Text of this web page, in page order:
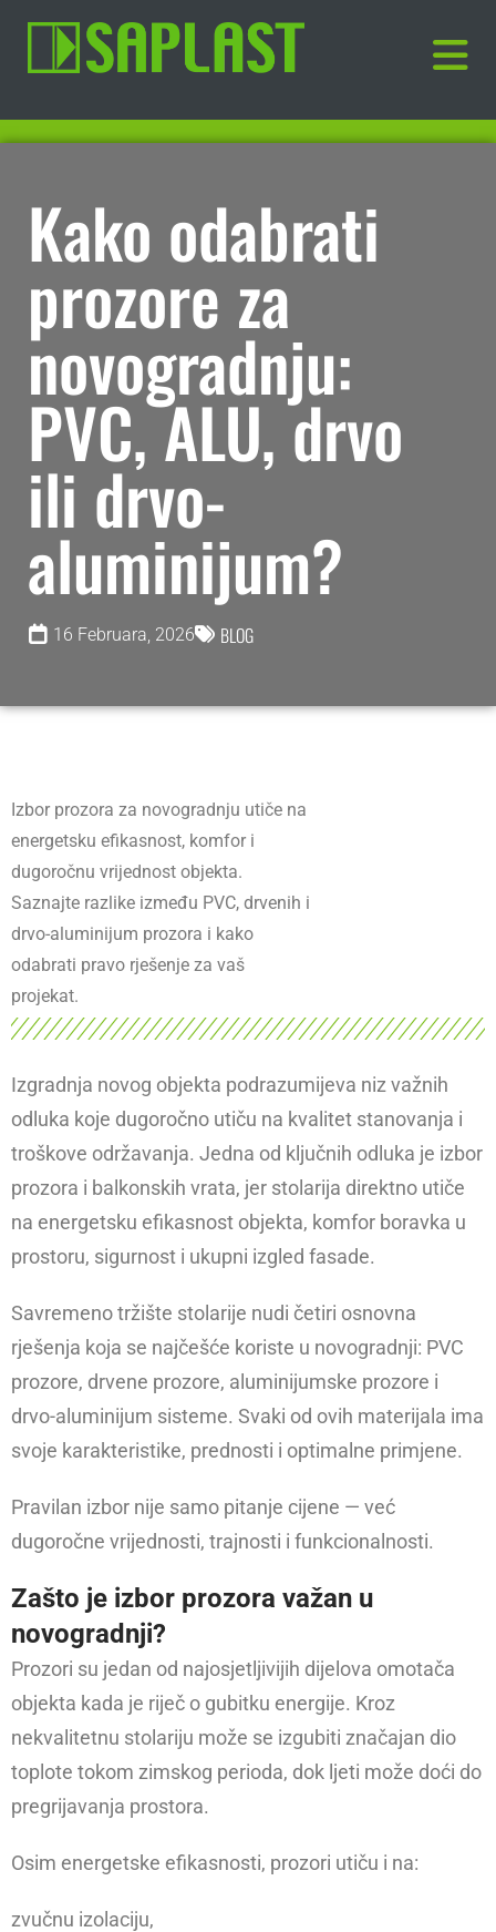
Kako odabrati
prozore za
novogradnju:
PVC, ALU, drvo
ili drvo-
aluminijum?
16 Februara, 2026 BLOG
Izbor prozora za novogradnju utiče na
energetsku efikasnost, komfor i
dugoročnu vrijednost objekta.
Saznajte razlike između PVC, drvenih i
drvo-aluminijum prozora i kako
odabrati pravo rješenje za vaš
projekat.
Izgradnja novog objekta podrazumijeva niz važnih
odluka koje dugoročno utiču na kvalitet stanovanja i
troškove održavanja. Jedna od ključnih odluka je izbor
prozora i balkonskih vrata, jer stolarija direktno utiče
na energetsku efikasnost objekta, komfor boravka u
prostoru, sigurnost i ukupni izgled fasade.
Savremeno tržište stolarije nudi četiri osnovna
rješenja koja se najčešće koriste u novogradnji: PVC
prozore, drvene prozore, aluminijumske prozore i
drvo-aluminijum sisteme. Svaki od ovih materijala ima
svoje karakteristike, prednosti i optimalne primjene.
Pravilan izbor nije samo pitanje cijene — već
dugoročne vrijednosti, trajnosti i funkcionalnosti.
Zašto je izbor prozora važan u
novogradnji?
Prozori su jedan od najosjetljivijih dijelova omotača
objekta kada je riječ o gubitku energije. Kroz
nekvalitetnu stolariju može se izgubiti značajan dio
toplote tokom zimskog perioda, dok ljeti može doći do
pregrijavanja prostora.
Osim energetske efikasnosti, prozori utiču i na:
zvučnu izolaciju,